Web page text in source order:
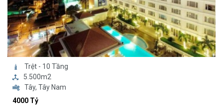
Trệt - 10 Tầng
5.500m2
Tây, Tây Nam
4000 Tỷ